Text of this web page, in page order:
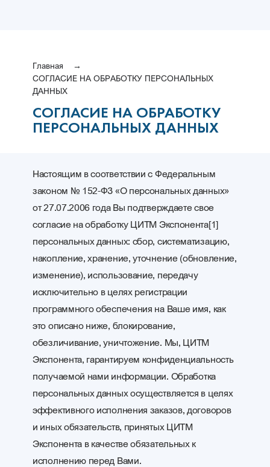
Главная
СОГЛАСИЕ НА ОБРАБОТКУ ПЕРСОНАЛЬНЫХ
ДАННЫХ
СОГЛАСИЕ НА ОБРАБОТКУ
ПЕРСОНАЛЬНЫХ ДАННЫХ
Настоящим в соответствии с Федеральным
законом № 152-ФЗ «О персональных данных»
от 27.07.2006 года Вы подтверждаете свое
согласие на обработку ЦИТМ Экспонента[1]
персональных данных: сбор, систематизацию,
накопление, хранение, уточнение (обновление,
изменение), использование, передачу
исключительно в целях регистрации
программного обеспечения на Ваше имя, как
это описано ниже, блокирование,
обезличивание, уничтожение. Мы, ЦИТМ
Экспонента, гарантируем конфиденциальность
получаемой нами информации. Обработка
персональных данных осуществляется в целях
эффективного исполнения заказов, договоров
и иных обязательств, принятых ЦИТМ
Экспонента в качестве обязательных к
исполнению перед Вами.